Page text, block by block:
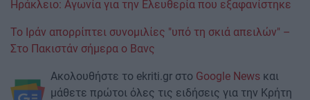
Ηράκλειο: Αγωνία για την Ελευθερία που εξαφανίστηκε
Το Ιράν απορρίπτει συνομιλίες "υπό τη σκιά απειλών" –
Στο Πακιστάν σήμερα ο Βανς
Ακολουθήστε το ekriti.gr στο Google News και
μάθετε πρώτοι όλες τις ειδήσεις για την Κρήτη